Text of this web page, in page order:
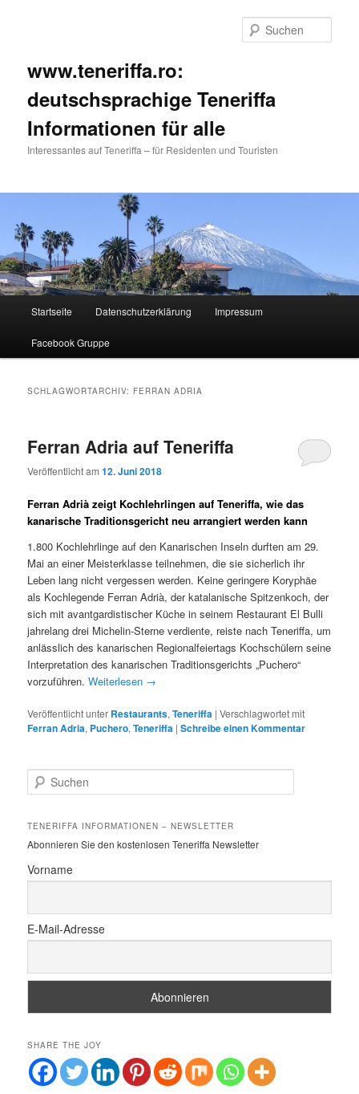
www.teneriffa.ro:
deutschsprachige Teneriffa
Informationen für alle
Interessantes auf Teneriffa – für Residenten und Touristen
Zum
primären
Zum
sekundären
Startseite Datenschutzerklärung Impressum
Facebook Gruppe
SCHLAGWORTARCHIV: FERRAN ADRIA
Ferran Adria auf Teneriffa
Veröffentlicht am12. Juni 2018
Ferran Adrià zeigt Kochlehrlingen auf Teneriffa, wie das
kanarische Traditionsgericht neu arrangiert werden kann
1.800 Kochlehrlinge auf den Kanarischen Inseln durften am 29.
Mai an einer Meisterklasse teilnehmen, die sie sicherlich ihr
Leben lang nicht vergessen werden. Keine geringere Koryphäe
als Kochlegende Ferran Adrià, der katalanische Spitzenkoch, der
sich mit avantgardistischer Küche in seinem Restaurant El Bulli
jahrelang drei Michelin-Sterne verdiente, reiste nach Teneriffa, um
anlässlich des kanarischen Regionalfeiertags Kochschülern seine
Interpretation des kanarischen Traditionsgerichts „Puchero“
vorzuführen.Weiterlesen →
Veröffentlicht unter Restaurants,Teneriffa |Verschlagwortet mit
Ferran Adria, Puchero,Teneriffa |Schreibe einen Kommentar
u
h
n
TENERIFFA INFORMATIONEN – NEWSLETTER
Abonnieren Sie den kostenlosen Teneriffa Newsletter
Vorname
E-Mail-Adresse
SHARE THE JOY